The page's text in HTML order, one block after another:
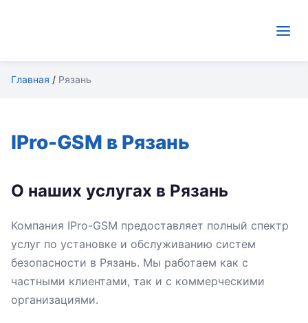
Главная / Рязань
IPro-GSM в Рязань
О наших услугах в Рязань
Компания IPro-GSM предоставляет полный спектр
услуг по установке и обслуживанию систем
безопасности в Рязань. Мы работаем как с
частными клиентами, так и с коммерческими
организациями.